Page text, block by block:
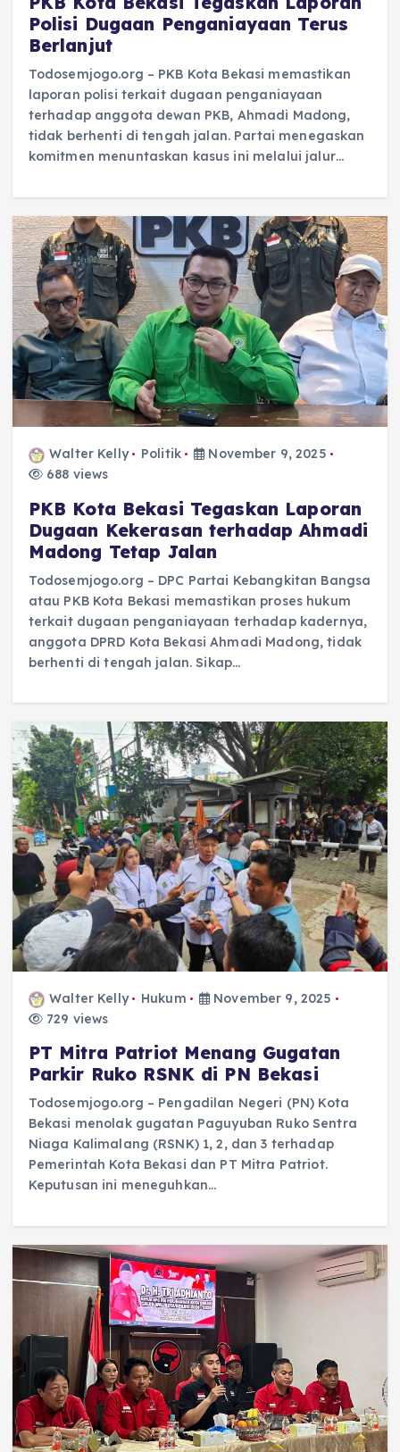
Polisi Dugaan Penganiayaan Terus
Berlanjut
Todosemjogo.org – PKB Kota Bekasi memastikan
laporan polisi terkait dugaan penganiayaan
terhadap anggota dewan PKB, Ahmadi Madong,
tidak berhenti di tengah jalan. Partai menegaskan
komitmen menuntaskan kasus ini melalui jalur…
Walter Kelly Politik
November 9, 2025
688 views
PKB Kota Bekasi Tegaskan Laporan
Dugaan Kekerasan terhadap Ahmadi
Madong Tetap Jalan
Todosemjogo.org – DPC Partai Kebangkitan Bangsa
atau PKB Kota Bekasi memastikan proses hukum
terkait dugaan penganiayaan terhadap kadernya,
anggota DPRD Kota Bekasi Ahmadi Madong, tidak
berhenti di tengah jalan. Sikap…
Walter Kelly Hukum
November 9, 2025
729 views
PT Mitra Patriot Menang Gugatan
Parkir Ruko RSNK di PN Bekasi
Todosemjogo.org – Pengadilan Negeri (PN) Kota
Bekasi menolak gugatan Paguyuban Ruko Sentra
Niaga Kalimalang (RSNK) 1, 2, dan 3 terhadap
Pemerintah Kota Bekasi dan PT Mitra Patriot.
Keputusan ini meneguhkan…